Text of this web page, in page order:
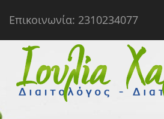
Επικοινωνία: 2310234077